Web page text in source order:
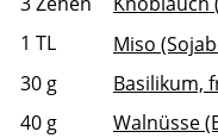
1 TL Miso
30 g
Basilikum,
40 g Walnüsse